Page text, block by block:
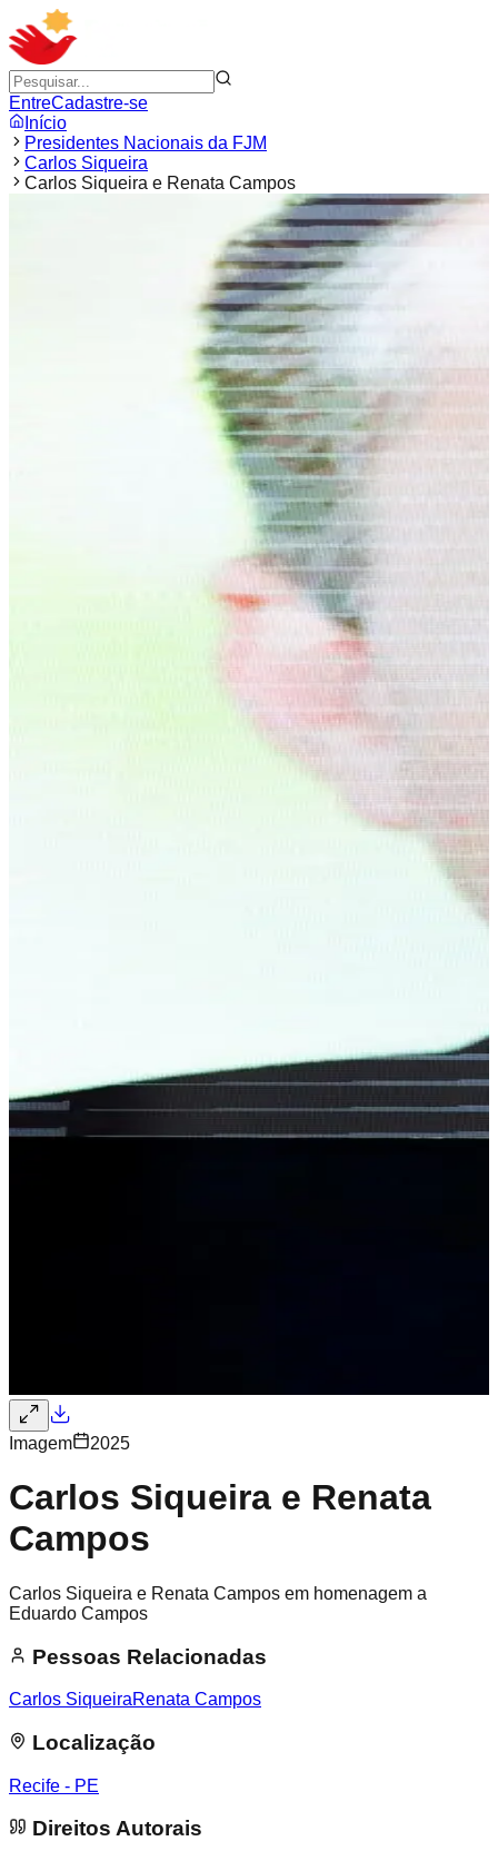
EntreCadastre-se
Início
Presidentes Nacionais da FJM
Carlos Siqueira
Carlos Siqueira e Renata Campos
Imagem 2025
Carlos Siqueira e Renata
Campos
Carlos Siqueira e Renata Campos em homenagem a
Eduardo Campos
Pessoas Relacionadas
Carlos SiqueiraRenata Campos
Localização
Recife - PE
Direitos Autorais